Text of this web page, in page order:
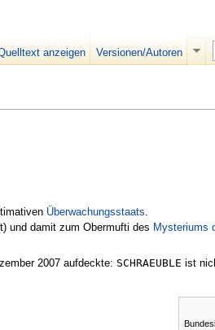
Überwachungsstaats
und damit zum Obermufti des Mysteriums
2007 aufdeckte: SCHRAEUBLE ist
anzeigen Versionen/Autoren